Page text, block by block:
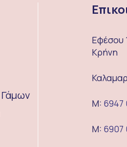
Γάμων
Εφέσου
Κρήνη
M: 6947
M: 6907